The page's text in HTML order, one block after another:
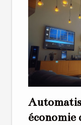
économie